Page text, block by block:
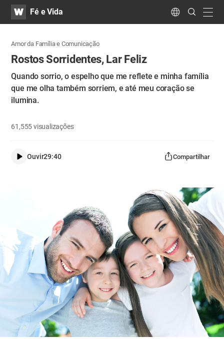
WATVFé e Vida Language
Search
Submit
Amor da Família e Comunicação
Rostos Sorridentes, Lar Feliz
Quando sorrio, o espelho que me reflete e minha família
que me olha também sorriem, e até meu coração se
ilumina.
61,555visualizações
Ouvir29:40 Compartilhar